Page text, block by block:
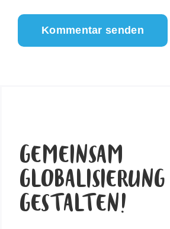
GEMEINSAM
GLOBALISIERUNG
GESTALTEN!